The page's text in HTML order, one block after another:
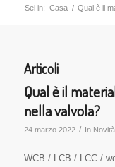
Sei in: Casa / Qual è il
Articoli
Qual è il
nella valvola?
24 marzo 2022 / In
WCB / LCB / LCC /